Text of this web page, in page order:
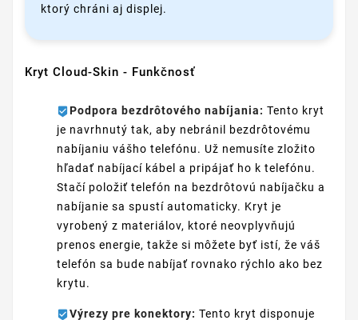
ktorý chráni aj displej.
Kryt Cloud-Skin - Funkčnosť
Podpora bezdrôtového nabíjania: Tento kryt
je navrhnutý tak, aby nebránil bezdrôtovému
nabíjaniu vášho telefónu. Už nemusíte zložito
hľadať nabíjací kábel a pripájať ho k telefónu.
Stačí položiť telefón na bezdrôtovú nabíjačku a
nabíjanie sa spustí automaticky. Kryt je
vyrobený z materiálov, ktoré neovplyvňujú
prenos energie, takže si môžete byť istí, že váš
telefón sa bude nabíjať rovnako rýchlo ako bez
krytu.
Výrezy pre konektory: Tento kryt disponuje